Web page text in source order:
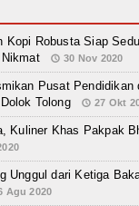
Kopi Robusta Siap
30 Nov 2020
Pusat Pendidikan
Tolong
27 Okt
Kuliner Khas Pakpak
Unggul dari Ketiga
Agu 2020